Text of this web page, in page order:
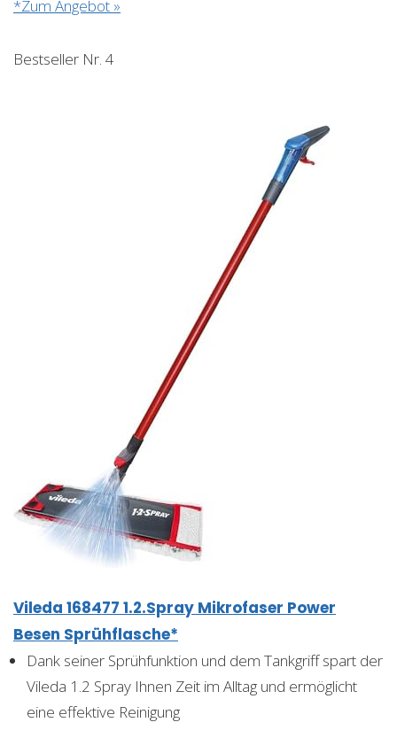
*Zum Angebot »
Bestseller Nr. 4
Vileda 168477 1.2.Spray Mikrofaser Power
Besen Sprühflasche*
Dank seiner Sprühfunktion und dem Tankgriff spart der
Vileda 1.2 Spray Ihnen Zeit im Alltag und ermöglicht
eine effektive Reinigung